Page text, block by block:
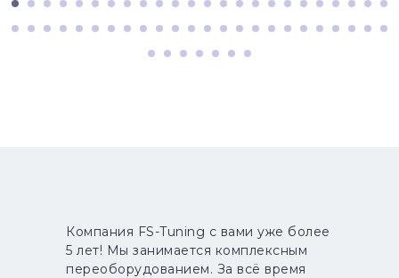
Компания FS-Tuning с вами уже более
5 лет! Мы занимается комплексным
переоборудованием. За всё время